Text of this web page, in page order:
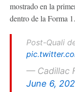
mostrado en la
dentro de la Forma 1.
Post-Quali
— Cadillac
June 6,